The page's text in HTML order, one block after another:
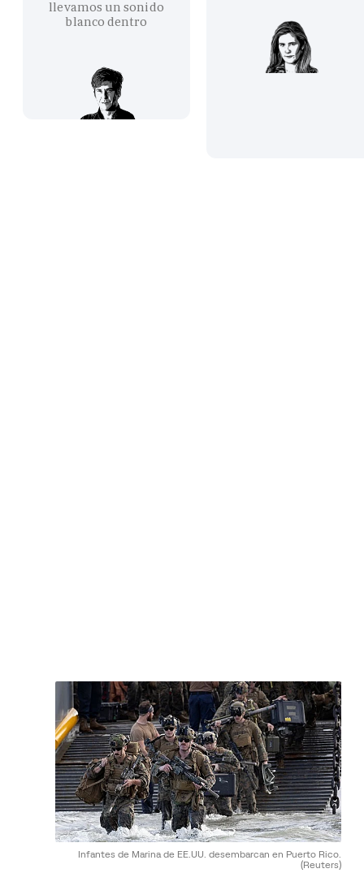
llevamos un sonido
blanco dentro
Infantes de Marina de EE.UU. desembarcan en Puerto Rico.
(Reuters)